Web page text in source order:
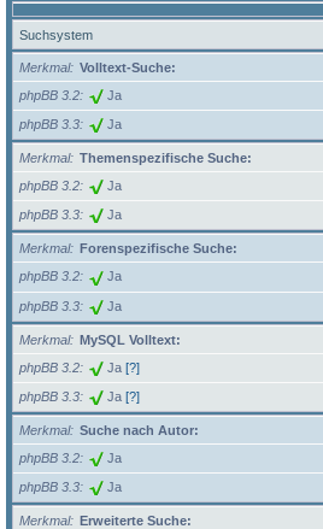
Suchsystem
Merkmal
Volltext-Suche:
phpBB 3.2
Ja
phpBB 3.3 Ja
Merkmal
Themenspezifische Suche:
phpBB 3.2
Ja
phpBB 3.3 Ja
Merkmal
Forenspezifische Suche:
phpBB 3.2
Ja
phpBB 3.3 Ja
Merkmal
MySQL Volltext:
phpBB 3.2
Ja [?]
phpBB 3.3 Ja [?]
Merkmal
Suche nach Autor:
phpBB 3.2
Ja
phpBB 3.3 Ja
Merkmal
Erweiterte Suche: